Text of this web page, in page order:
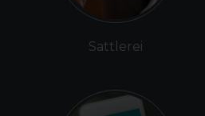
Sattlerei